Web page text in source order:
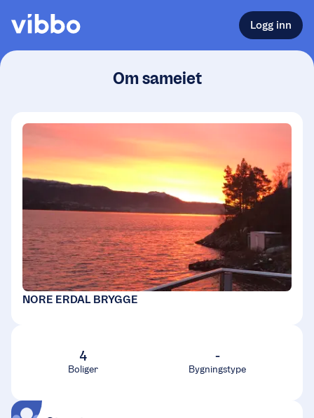
Logg inn
Om sameiet
NORE ERDAL BRYGGE
4
Boliger
-
Bygningstype